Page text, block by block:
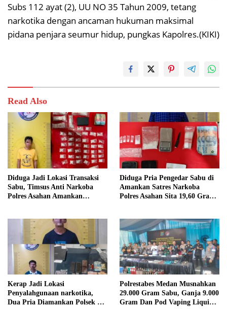
Subs 112 ayat (2), UU NO 35 Tahun 2009, tetang
narkotika dengan ancaman hukuman maksimal
pidana penjara seumur hidup, pungkas Kapolres.(KIKI)
Read Also
Diduga Jadi Lokasi Transaksi
Sabu, Timsus Anti Narkoba
Polres Asahan Amankan
Diduga Pria Pengedar Sabu di
Amankan Satres Narkoba
Polres Asahan Sita 19,60 Gram
Kerap Jadi Lokasi
Penyalahgunaan narkotika,
Dua Pria Diamankan Polsek Air
Polrestabes Medan Musnahkan
29.000 Gram Sabu, Ganja 9.000
Gram Dan Pod Vaping Liquid